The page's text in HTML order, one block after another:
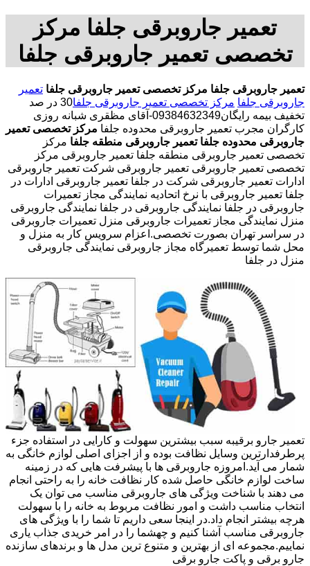
تعمیر جاروبرقی جلفا مرکز
تخصصی تعمیر جاروبرقی جلفا
تعمیر جاروبرقی جلفا مرکز تخصصی تعمیر جاروبرقی جلفا تعمیر
جاروبرقی جلفا مرکز تخصصی تعمیر جاروبرقی جلفا
30 در صد
تخفیف بیمه رایگان09384632349-آقای مظقری شبانه روزی
کارگران مجرب تعمیر جاروبرقی محدوده جلفا مرکز تخصصی تعمیر
جاروبرقی محدوده جلفا تعمیر جاروبرقی منطقه جلفا مرکز
تخصصی تعمیر جاروبرقی منطقه جلفا تعمیر جاروبرقی مرکز
تخصصی تعمیر جاروبرقی تعمیر جاروبرقی شرکت تعمیر جاروبرقی
ادارات تعمیر جاروبرقی شرکت در جلفا تعمیر جاروبرقی ادارات در
جلفا تعمیر جاروبرقی با نرخ اتحادیه نمایندگی مجاز تعمیرات
جاروبرقی در جلفا نمایندگی جاروبرقی در جلفا نمایندگی جاروبرقی
منزل نمایندگی مجاز تعمیرات جاروبرقی منزل تعمیرات جاروبرقی
در سراسر تهران بصورت تخصصی.اعزام سرویس کار به منزل و
محل شما توسط تعمیرگاه مجاز جاروبرقی نمایندگی جاروبرقی
منزل در جلفا
تعمیر جارو برقیبه سبب بیشترین سهولت و کارایی در استفاده جزء
پرطرفدارترین وسایل نظافت بوده و از اجزای اصلی لوازم خانگی به
شمار می آید.امروزه جاروبرقی ها با پیشرفت هایی که در زمینه
ساخت لوازم خانگی حاصل شده کار نظافت خانه را به راحتی انجام
می دهند با شناخت ویژگی های جاروبرقی مناسب می توان یک
انتخاب مناسب داشت و امور نظافت مربوط به خانه را با سهولت
هرچه بیشتر انجام داد.در اینجا سعی داریم تا شما را با ویژگی های
جاروبرقی مناسب آشنا کنیم و چهشما را در امر خریدی جذاب یاری
نماییم.مجموعه ای از بهترین و متنوع ترین مدل ها و برندهای سازنده
جارو برقی و پاکت جارو برقی